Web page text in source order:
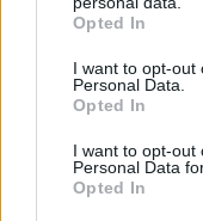
grant or deny
use your data for
consent section.
Opted In
I want to opt-out
Personal Data.
Opted In
I want to opt-out
Personal Data
Opted In
06.08.2026, 04:44
Με κλαρίνα και
A' Νεκροταφείο,
οικογένειά του